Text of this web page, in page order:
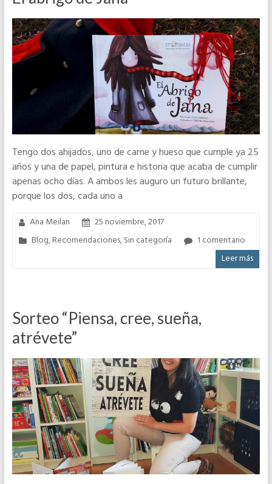
Tengo dos ahijados, uno de carne y hueso que cumple ya 25
años y una de papel, pintura e historia que acaba de cumplir
apenas ocho días. A ambos les auguro un futuro brillante,
porque los dos, cada uno a
Ana Meilan
25 noviembre, 2017
Blog,Recomendaciones,Sin categoría
1 comentario
Leer más
Sorteo “Piensa, cree, sueña,
atrévete”